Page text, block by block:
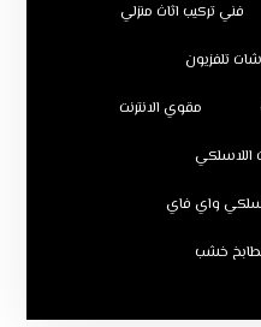
فني تركيب اثاث منزلي
تلفزيون
مقوي الانترنت
اللاسلكي
واي فاي
خشب